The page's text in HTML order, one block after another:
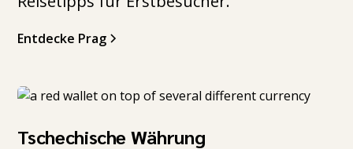
Entdecke Prag
Tschechische Währung